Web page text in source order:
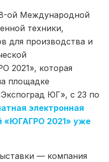
ой Международной
техники,
для производства и
2021», которая
площадке
ЮГ», с 23 по
электронная
«ЮГАГРО 2021» уже
— компания